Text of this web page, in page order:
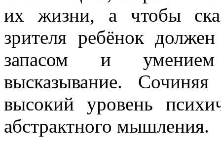
их жизни, а чтобы
зрителя ребёнок
запасом и умением
высказывание.
высокий уровень
абстрактного мышления.